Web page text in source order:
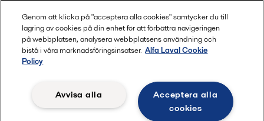
Genom att klicka på "acceptera alla cookies" samtycker du till
lagring av cookies på din enhet för att förbättra navigeringen
på webbplatsen, analysera webbplatsens användning och
bistå i våra marknadsföringsinsatser. Alfa Laval Cookie
Policy
Acceptera alla
cookies
Avvisa alla